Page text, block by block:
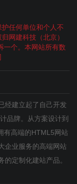
任何单位和个人不
网建科技（北京）
一个。本网站所有数
经建立起了自己开发
品牌。从方案设计到
有高端的HTML5网站
企业服务的高端网站
定制化建站产品。